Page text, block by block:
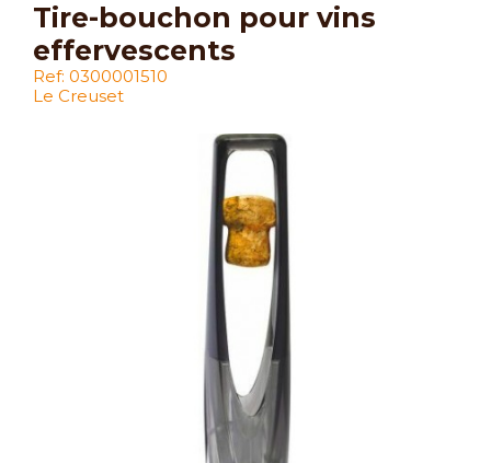
tire-bouchon pour vins
effervescents
Ref: 0300001510
Le Creuset